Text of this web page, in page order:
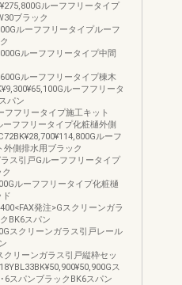
ルーフフリータイプ
ブラック
ルーフフリータイプルーフ
ルーフフリータイプ中間
ルーフフリータイプ棟木
ルーフフリータ
パン
フフリータイプ施工キット
ーフフリータイプ化粧樋外側
ルーフ
外側排水用ブラック
ス引戸Gルーフフリータイプ
ルーフフリータイプ化粧樋
ド
発注>Gスクリーンガラ
BK6スパン
スクリーンガラス引戸レール
クリーンガラス引戸縦枠セッ
ス
6スパンブラックBK6スパン